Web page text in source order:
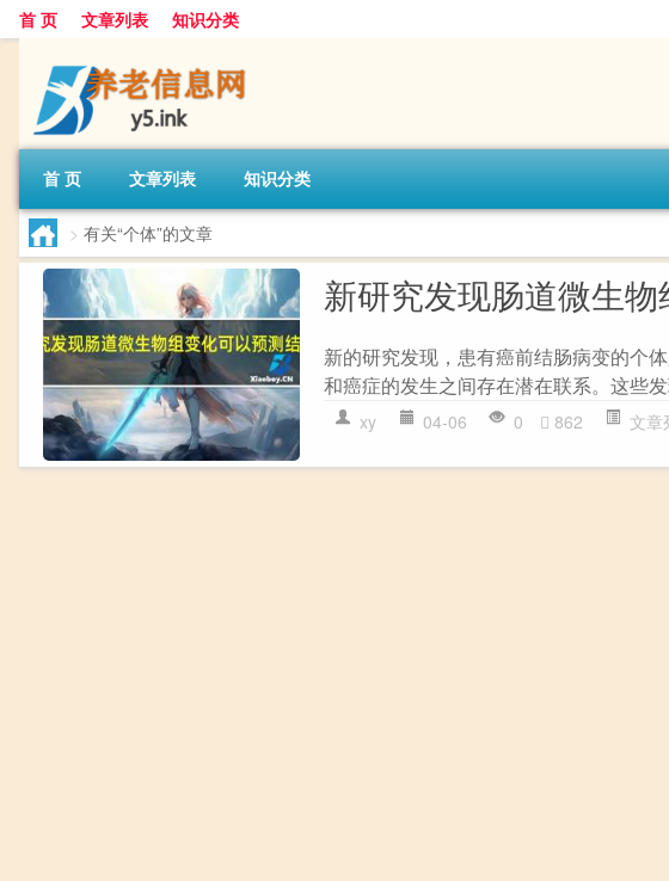
首 页 文章列表 知识分类
首 页 文章列表 知识分类
> 有关“个体”的文章
新研究发现肠道微生
新的研究发现，患有癌前结肠病变的个
和癌症的发生之间存在潜在联系。这些
xy 04-06 0 862 文章